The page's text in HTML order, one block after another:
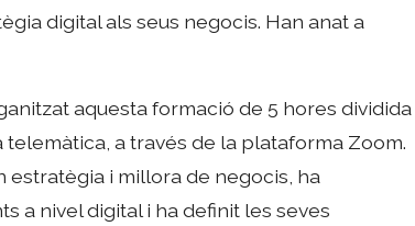
digital als seus negocis. Han anat a
aquesta formació de 5 hores dividida
telemàtica, a través de la plataforma Zoom.
i millora de negocis, ha
a nivel digital i ha definit les seves